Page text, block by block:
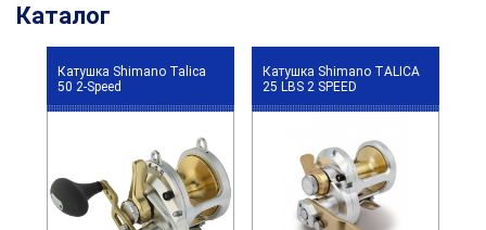
Каталог
Катушка Shimano Talica
50 2-Speed
Катушка Shimano TALICA
25 LBS 2 SPEED